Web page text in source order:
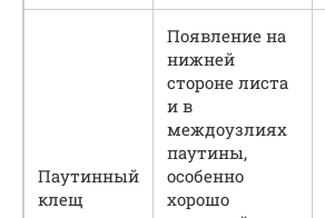
Паутинный
клещ
Появление на
нижней
стороне листа
и в
междоузлиях
паутины,
особенно
хорошо